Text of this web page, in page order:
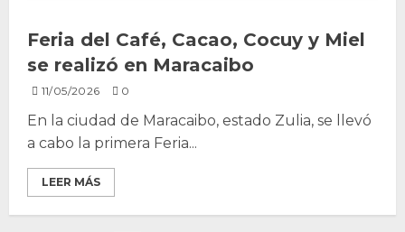
Feria del Café, Cacao, Cocuy y Miel
se realizó en Maracaibo
11/05/2026 0
En la ciudad de Maracaibo, estado Zulia, se llevó
a cabo la primera Feria...
LEER MÁS